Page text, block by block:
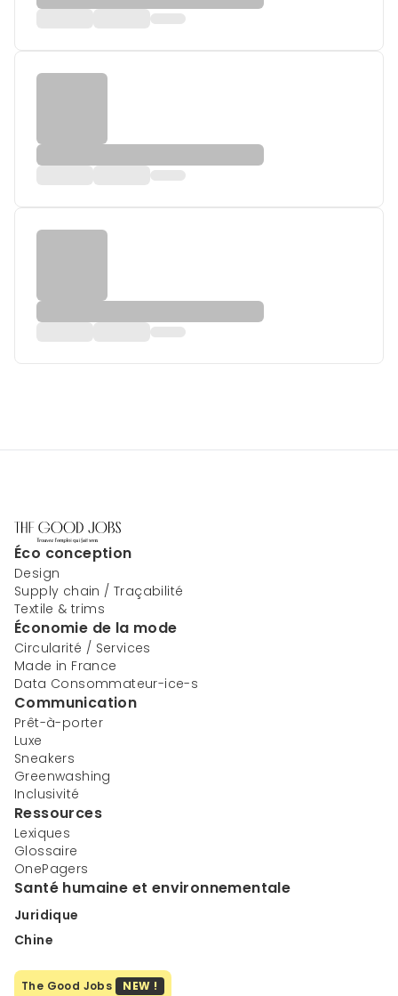
Éco conception
Design
Supply chain / Traçabilité
Textile & trims
Économie de la mode
Circularité / Services
Made in France
Data Consommateur-ice-s
Communication
Prêt-à-porter
Luxe
Sneakers
Greenwashing
Inclusivité
Ressources
Lexiques
Glossaire
OnePagers
Santé humaine et environnementale
Juridique
Chine
The Good Jobs NEW !